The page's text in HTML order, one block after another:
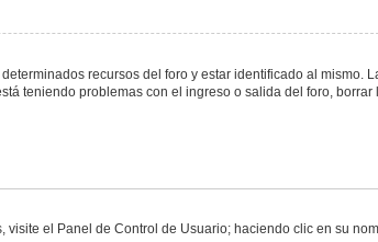
recursos del foro y estar identificado al mismo.
teniendo problemas con el ingreso o salida del foro, borrar
el Panel de Control de Usuario; haciendo clic en su